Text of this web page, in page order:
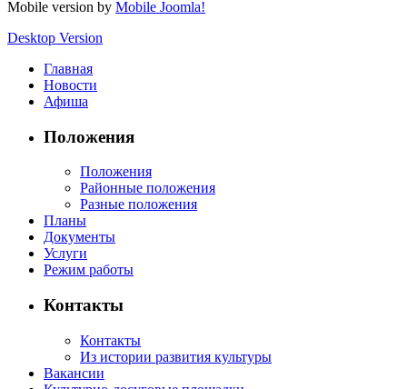
Mobile version by Mobile Joomla!
Desktop Version
Главная
Новости
Афиша
Положения
Положения
Районные положения
Разные положения
Планы
Документы
Услуги
Режим работы
Контакты
Контакты
Из истории развития культуры
Вакансии